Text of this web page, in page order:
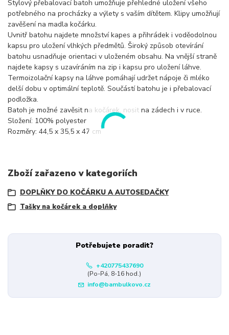
Stylový přebalovací batoh umožňuje přehledné uložení všeho
potřebného na procházky a výlety s vaším dítětem. Klipy umožňují
zavěšení na madla kočárku.
Uvnitř batohu najdete množství kapes a přihrádek i voděodolnou
kapsu pro uložení vlhkých předmětů. Široký způsob otevírání
batohu usnadňuje orientaci v uloženém obsahu. Na vnější straně
najdete kapsy s uzavíráním na zip i kapsu pro uložení láhve.
Termoizolační kapsy na láhve pomáhají udržet nápoje či mléko
delší dobu v optimální teplotě. Součástí batohu je i přebalovací
podložka.
Batoh je možné zavěsit na kočárek, nosit na zádech i v ruce.
Složení: 100% polyester
Rozměry: 44,5 x 35,5 x 47 cm
Zboží zařazeno v kategoriích
DOPLŇKY DO KOČÁRKU A AUTOSEDAČKY
Tašky na kočárek a doplňky
Potřebujete poradit?
+420775437690
(Po-Pá, 8-16 hod.)
info@bambulkovo.cz